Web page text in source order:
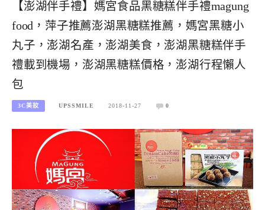
【澎湖伴手禮】媽宮食品黑糖糕伴手禮magung
food，萍子推薦澎湖黑糖糕推薦，媽宮黑糖小
丸子，澎湖名產，澎湖美食，澎湖黑糖糕伴手
禮載到機場，澎湖黑糖糕價格，澎湖行程懶人
包
3C美妝 UPSSMILE 2018-11-27 0